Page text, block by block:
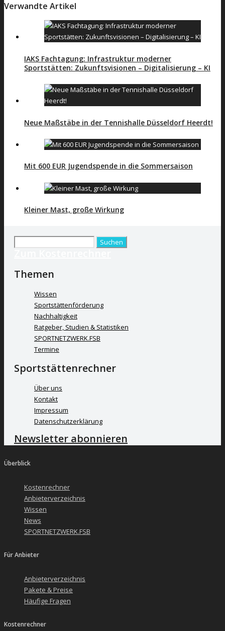
Verwandte Artikel
IAKS Fachtagung: Infrastruktur moderner
Sportstätten: Zukunftsvisionen – Digitalisierung – KI
Neue Maßstäbe in der Tennishalle Düsseldorf Heerdt!
Mit 600 EUR Jugendspende in die Sommersaison
Kleiner Mast, große Wirkung
Themen
Wissen
Sportstättenförderung
Nachhaltigkeit
Ratgeber, Studien & Statistiken
SPORTNETZWERK.FSB
Termine
Sportstättenrechner
Über uns
Kontakt
Impressum
Datenschutzerklärung
Newsletter abonnieren
Überblick
Kostenrechner
Anbieterverzeichnis
Wissen
News
SPORTNETZWERK.FSB
Für Anbieter
Anbieterverzeichnis
Pakete & Preise
Häufige Fragen
Kostenrechner